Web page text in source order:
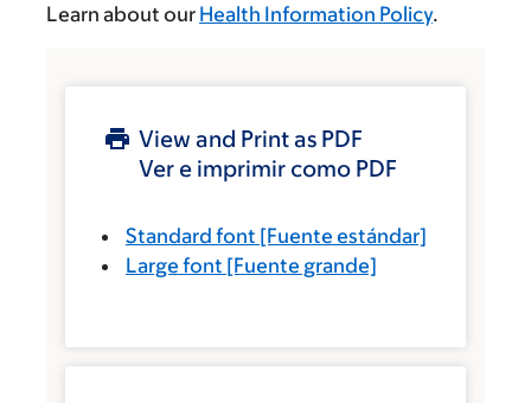
Learn about our Health Information Policy.
View and Print as PDF
Ver e imprimir como PDF
Standard font [Fuente estándar]
Large font [Fuente grande]